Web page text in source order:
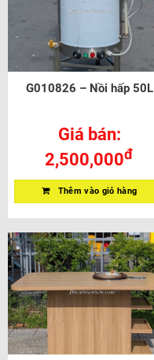
G010826 – Nồi hấp 50L
Giá bán:
2,500,000đ
Thêm vào giỏ hàng